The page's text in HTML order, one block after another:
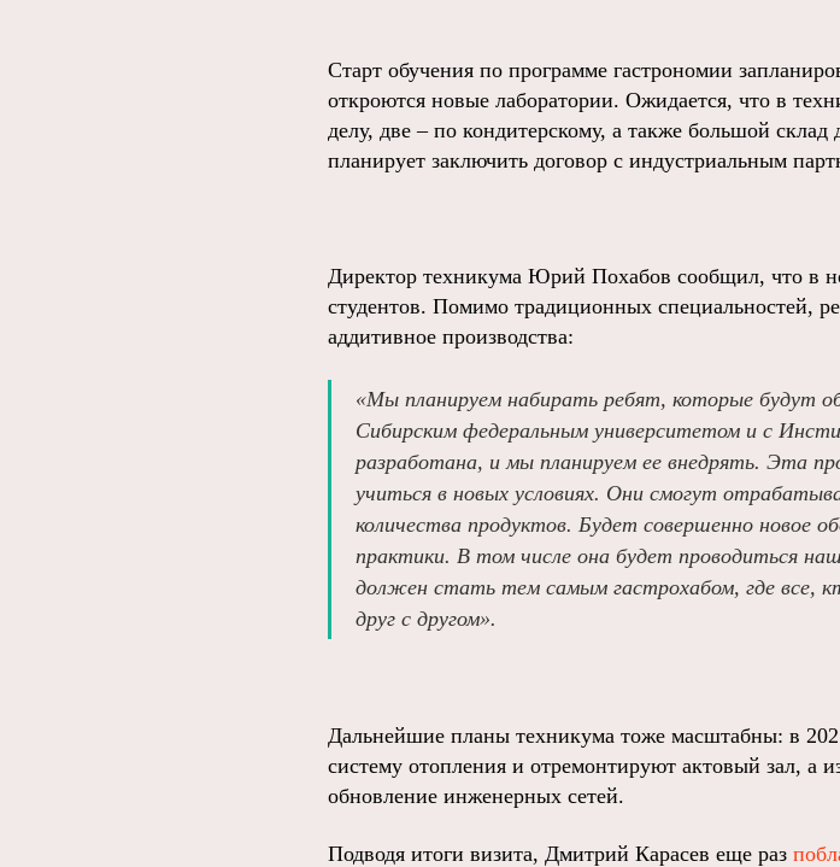
Старт обучения по программе гастрономии
откроются новые лаборатории. Ожидается, что в
делу, две – по кондитерскому, а также большой
планирует заключить договор с индустриальным
Директор техникума Юрий Похабов сообщил, что в
студентов. Помимо традиционных специальностей,
аддитивное производства:
«Мы планируем набирать ребят, которые будут
Сибирским федеральным университетом и с
разработана, и мы планируем ее внедрять. Эта
учиться в новых условиях. Они смогут
количества продуктов. Будет совершенно новое
практики. В том числе она будет проводиться
должен стать тем самым гастрохабом, где все,
друг с другом».
Дальнейшие планы техникума тоже масштабны: в
систему отопления и отремонтируют актовый зал, а
обновление инженерных сетей.
Подводя итоги визита, Дмитрий Карасев еще раз